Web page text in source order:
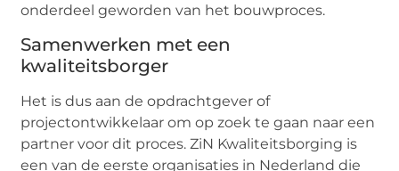
onderdeel geworden van het bouwproces.
Samenwerken met een
kwaliteitsborger
Het is dus aan de opdrachtgever of
projectontwikkelaar om op zoek te gaan naar een
partner voor dit proces. ZiN Kwaliteitsborging is
een van de eerste organisaties in Nederland die